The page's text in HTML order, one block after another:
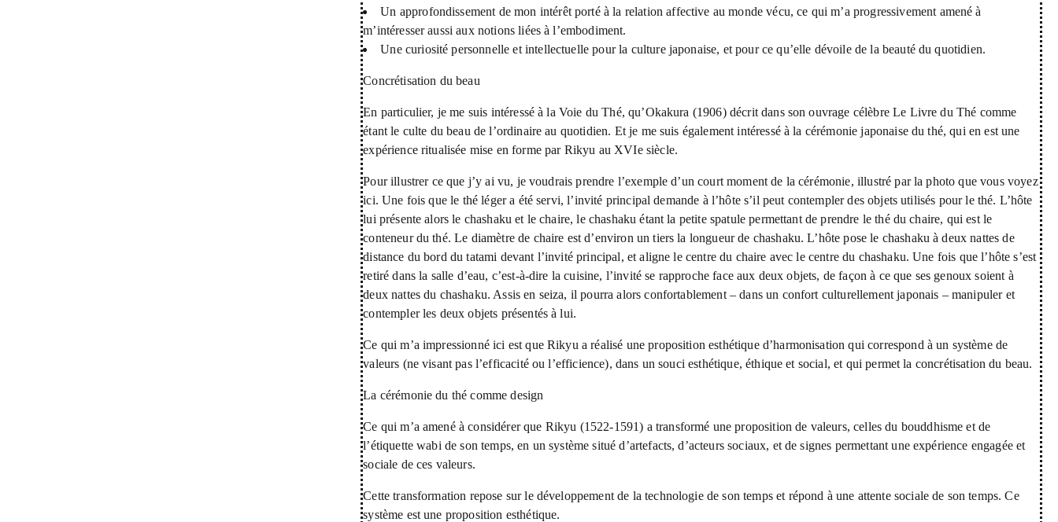
Un approfondissement de mon intérêt porté à la relation affective au monde vécu, ce qui m’a progressivement amené à
m’intéresser aussi aux notions liées à l’embodiment.
Une curiosité personnelle et intellectuelle pour la culture japonaise, et pour ce qu’elle dévoile de la beauté du quotidien.
Concrétisation du beau
En particulier, je me suis intéressé à la Voie du Thé, qu’Okakura (1906) décrit dans son ouvrage célèbre Le Livre du Thé comme
étant le culte du beau de l’ordinaire au quotidien. Et je me suis également intéressé à la cérémonie japonaise du thé, qui en est une
expérience ritualisée mise en forme par Rikyu au XVIe siècle.
Pour illustrer ce que j’y ai vu, je voudrais prendre l’exemple d’un court moment de la cérémonie, illustré par la photo que vous voyez
ici. Une fois que le thé léger a été servi, l’invité principal demande à l’hôte s’il peut contempler des objets utilisés pour le thé. L’hôte
lui présente alors le chashaku et le chaire, le chashaku étant la petite spatule permettant de prendre le thé du chaire, qui est le
conteneur du thé. Le diamètre de chaire est d’environ un tiers la longueur de chashaku. L’hôte pose le chashaku à deux nattes de
distance du bord du tatami devant l’invité principal, et aligne le centre du chaire avec le centre du chashaku. Une fois que l’hôte s’est
retiré dans la salle d’eau, c’est-à-dire la cuisine, l’invité se rapproche face aux deux objets, de façon à ce que ses genoux soient à
deux nattes du chashaku. Assis en seiza, il pourra alors confortablement – dans un confort culturellement japonais – manipuler et
contempler les deux objets présentés à lui.
Ce qui m’a impressionné ici est que Rikyu a réalisé une proposition esthétique d’harmonisation qui correspond à un système de
valeurs (ne visant pas l’efficacité ou l’efficience), dans un souci esthétique, éthique et social, et qui permet la concrétisation du beau.
La cérémonie du thé comme design
Ce qui m’a amené à considérer que Rikyu (1522-1591) a transformé une proposition de valeurs, celles du bouddhisme et de
l’étiquette wabi de son temps, en un système situé d’artefacts, d’acteurs sociaux, et de signes permettant une expérience engagée et
sociale de ces valeurs.
Cette transformation repose sur le développement de la technologie de son temps et répond à une attente sociale de son temps. Ce
système est une proposition esthétique.